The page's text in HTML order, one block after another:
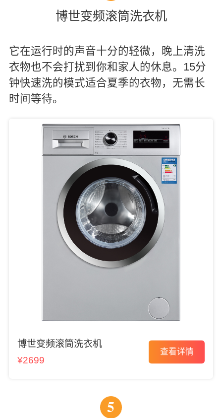
博世变频滚筒洗衣机
它在运行时的声音十分的轻微，晚上清洗
衣物也不会打扰到你和家人的休息。15分
钟快速洗的模式适合夏季的衣物，无需长
时间等待。
博世变频滚筒洗衣机
¥2699
查看详情
5